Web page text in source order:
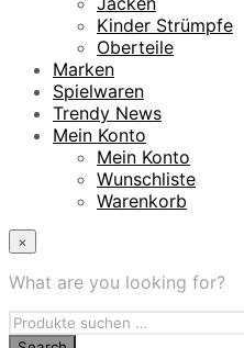
Kinder Strümpfe
Oberteile
Marken
Spielwaren
Trendy News
Mein Konto
Mein Konto
Wunschliste
Warenkorb
×
What are you looking for?